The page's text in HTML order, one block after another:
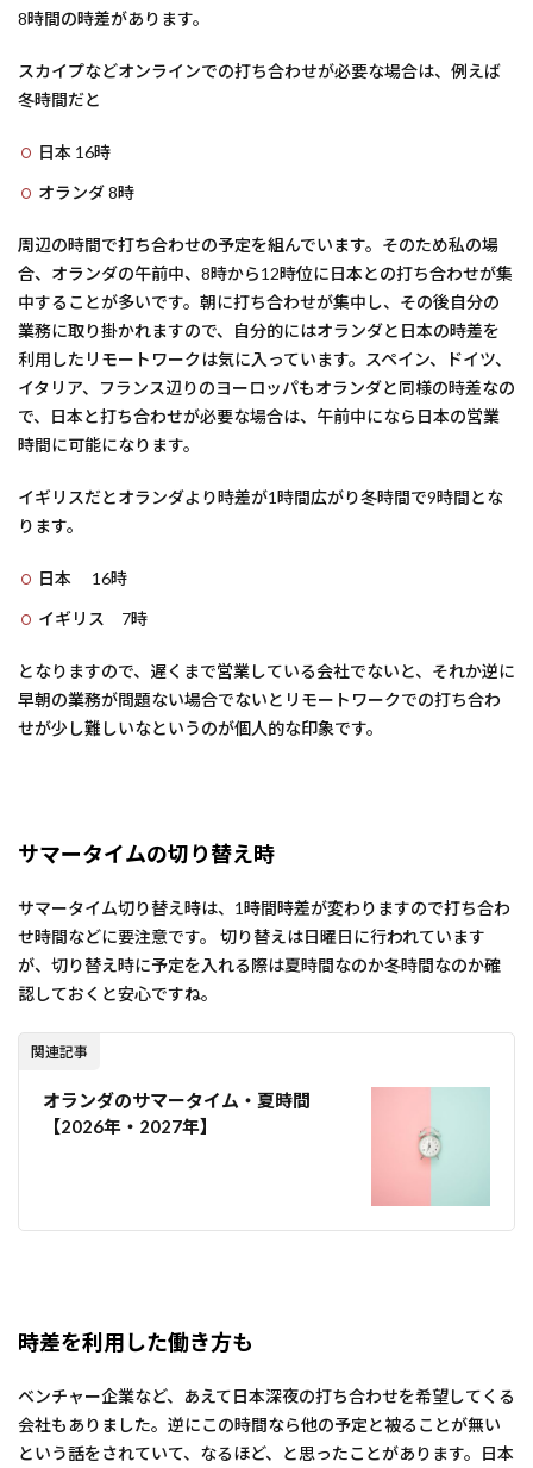
8時間の時差があります。
スカイプなどオンラインでの打ち合わせが必要な場合は、例えば
冬時間だと
日本 16時
オランダ 8時
周辺の時間で打ち合わせの予定を組んでいます。そのため私の場
合、オランダの午前中、8時から12時位に日本との打ち合わせが集
中することが多いです。朝に打ち合わせが集中し、その後自分の
業務に取り掛かれますので、自分的にはオランダと日本の時差を
利用したリモートワークは気に入っています。スペイン、ドイツ、
イタリア、フランス辺りのヨーロッパもオランダと同様の時差なの
で、日本と打ち合わせが必要な場合は、午前中になら日本の営業
時間に可能になります。
イギリスだとオランダより時差が1時間広がり冬時間で9時間とな
ります。
日本 16時
イギリス 7時
となりますので、遅くまで営業している会社でないと、それか逆に
早朝の業務が問題ない場合でないとリモートワークでの打ち合わ
せが少し難しいなというのが個人的な印象です。
サマータイムの切り替え時
サマータイム切り替え時は、1時間時差が変わりますので打ち合わ
せ時間などに要注意です。 切り替えは日曜日に行われています
が、切り替え時に予定を入れる際は夏時間なのか冬時間なのか確
認しておくと安心ですね。
関連記事
オランダのサマータイム・夏時間
【2026年・2027年】
時差を利用した働き方も
ベンチャー企業など、あえて日本深夜の打ち合わせを希望してくる
会社もありました。逆にこの時間なら他の予定と被ることが無い
という話をされていて、なるほど、と思ったことがあります。日本